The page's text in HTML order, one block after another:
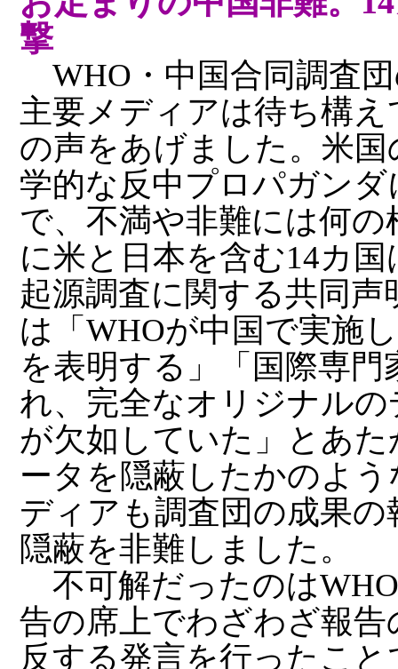
撃
WHO・中国合同調査
主要メディアは待ち構
の声をあげました。米
学的な反中プロパガン
で、不満や非難には何
に米と日本を含む14カ
起源調査に関する共同
は「WHOが中国で実施
を表明する」「国際専
れ、完全なオリジナル
が欠如していた」とあ
ータを隠蔽したかのよ
ディアも調査団の成果
隠蔽を非難しました。
不可解だったのは
告の席上でわざわざ報
反する発言を行ったこ